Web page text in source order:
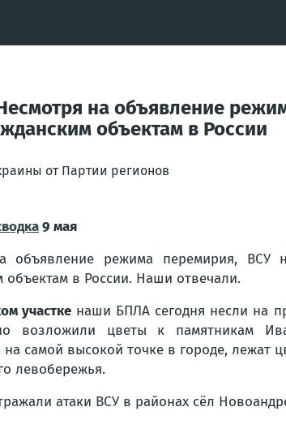
на объявление
объектам в России
от Партии регионов
9 мая
объявление режима перемирия,
объектам в России. Наши отвечали.
участке наши БПЛА сегодня несли на
возложили цветы к памятникам
на самой высокой точке в городе,
левобережья.
атаки ВСУ в районах сёл